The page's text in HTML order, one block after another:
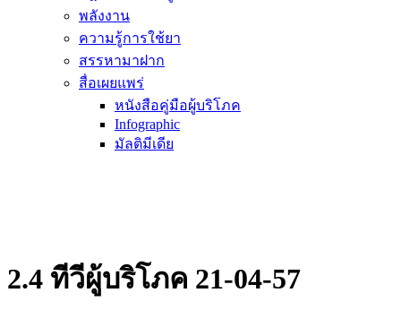
พลังงาน
ความรู้การใช้ยา
สรรหามาฝาก
สื่อเผยแพร่
หนังสือคู่มือผู้บริโภค
Infographic
มัลติมีเดีย
2.4 ทีวีผู้บริโภค 21-04-57